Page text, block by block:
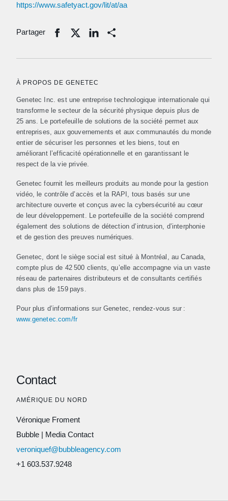
https://www.safetyact.gov/lit/at/aa
Partager Share
À PROPOS DE GENETEC
Genetec Inc. est une entreprise technologique internationale qui
transforme le secteur de la sécurité physique depuis plus de
25 ans. Le portefeuille de solutions de la société permet aux
entreprises, aux gouvernements et aux communautés du monde
entier de sécuriser les personnes et les biens, tout en
améliorant l’efficacité opérationnelle et en garantissant le
respect de la vie privée.
Genetec fournit les meilleurs produits au monde pour la gestion
vidéo, le contrôle d’accès et la RAPI, tous basés sur une
architecture ouverte et conçus avec la cybersécurité au cœur
de leur développement. Le portefeuille de la société comprend
également des solutions de détection d’intrusion, d’interphonie
et de gestion des preuves numériques.
Genetec, dont le siège social est situé à Montréal, au Canada,
compte plus de 42 500 clients, qu’elle accompagne via un vaste
réseau de partenaires distributeurs et de consultants certifiés
dans plus de 159 pays.
Pour plus d’informations sur Genetec, rendez-vous sur :
www.genetec.com/fr
Contact
AMÉRIQUE DU NORD
Véronique Froment
Bubble | Media Contact
veroniquef@bubbleagency.com
+1 603.537.9248